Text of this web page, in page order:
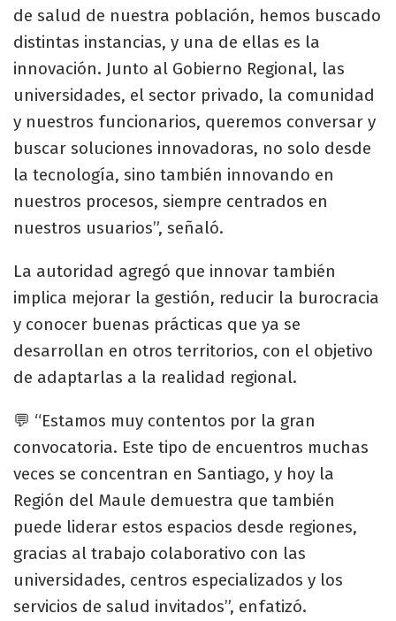
de salud de nuestra población, hemos buscado
distintas instancias, y una de ellas es la
innovación. Junto al Gobierno Regional, las
universidades, el sector privado, la comunidad
y nuestros funcionarios, queremos conversar y
buscar soluciones innovadoras, no solo desde
la tecnología, sino también innovando en
nuestros procesos, siempre centrados en
nuestros usuarios”, señaló.
La autoridad agregó que innovar también
implica mejorar la gestión, reducir la burocracia
y conocer buenas prácticas que ya se
desarrollan en otros territorios, con el objetivo
de adaptarlas a la realidad regional.
💬 “Estamos muy contentos por la gran
convocatoria. Este tipo de encuentros muchas
veces se concentran en Santiago, y hoy la
Región del Maule demuestra que también
puede liderar estos espacios desde regiones,
gracias al trabajo colaborativo con las
universidades, centros especializados y los
servicios de salud invitados”, enfatizó.